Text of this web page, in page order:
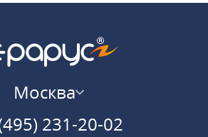
Москва
231-20-02